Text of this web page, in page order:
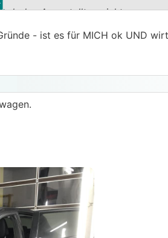
.
den Angestellten nicht
zu den
- ist es für MICH ok UND